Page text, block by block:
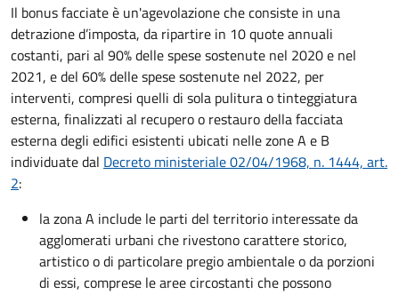
Il bonus facciate è un'agevolazione che consiste in una
detrazione d’imposta, da ripartire in 10 quote annuali
costanti, pari al 90% delle spese sostenute nel 2020 e nel
2021, e del 60% delle spese sostenute nel 2022, per
interventi, compresi quelli di sola pulitura o tinteggiatura
esterna, finalizzati al recupero o restauro della facciata
esterna degli edifici esistenti ubicati nelle zone A e B
individuate dal Decreto ministeriale 02/04/1968, n. 1444, art.
2:
la zona A include le parti del territorio interessate da
agglomerati urbani che rivestono carattere storico,
artistico o di particolare pregio ambientale o da porzioni
di essi, comprese le aree circostanti che possono